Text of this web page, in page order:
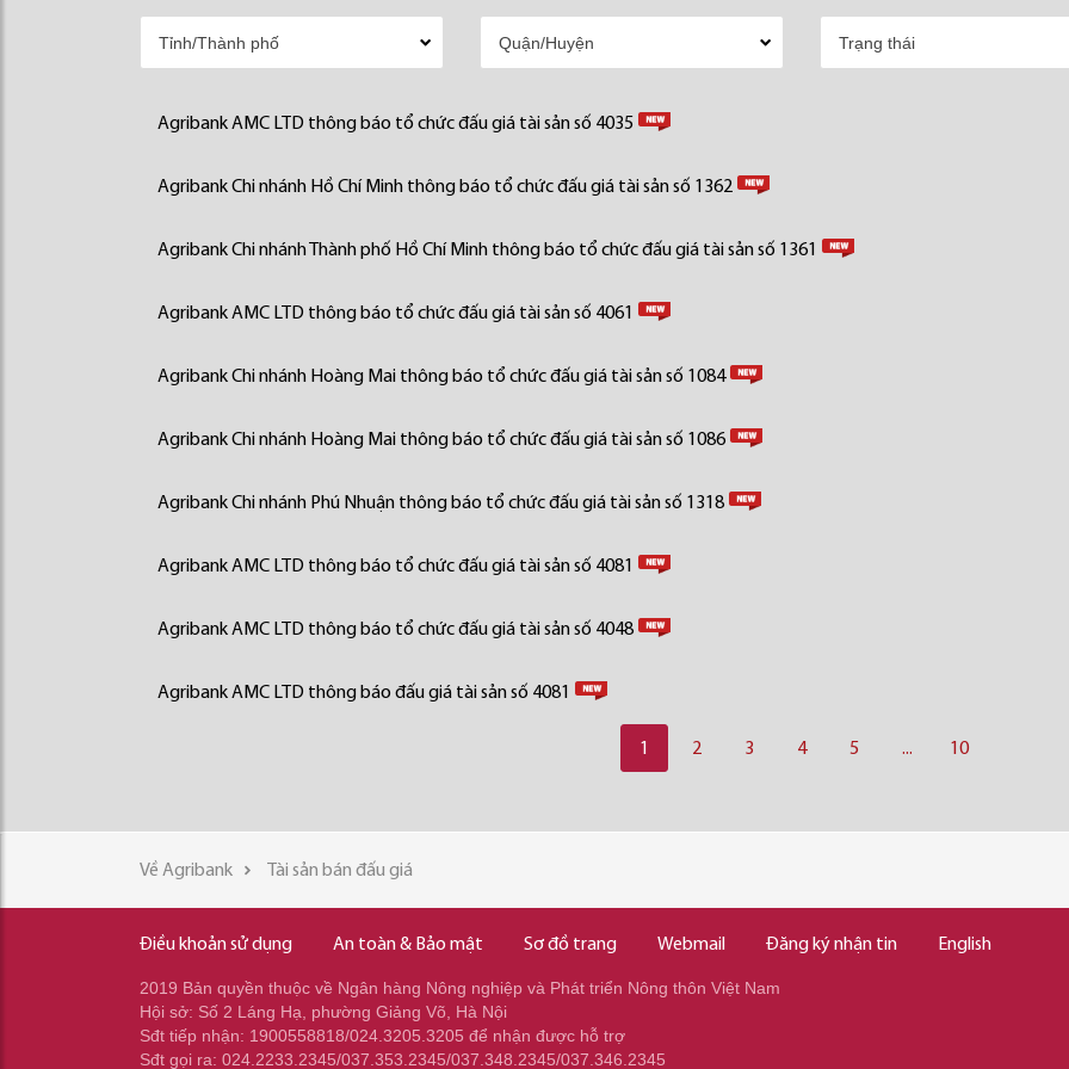
Agribank AMC LTD thông báo tổ chức đấu giá tài sản số 4035
Agribank Chi nhánh Hồ Chí Minh thông báo tổ chức đấu giá tài sản số 1362
Agribank Chi nhánh Thành phố Hồ Chí Minh thông báo tổ chức đấu giá tài sản số 1361
Agribank AMC LTD thông báo tổ chức đấu giá tài sản số 4061
Agribank Chi nhánh Hoàng Mai thông báo tổ chức đấu giá tài sản số 1084
Agribank Chi nhánh Hoàng Mai thông báo tổ chức đấu giá tài sản số 1086
Agribank Chi nhánh Phú Nhuận thông báo tổ chức đấu giá tài sản số 1318
Agribank AMC LTD thông báo tổ chức đấu giá tài sản số 4081
Agribank AMC LTD thông báo tổ chức đấu giá tài sản số 4048
Agribank AMC LTD thông báo đấu giá tài sản số 4081
1 2 3 4 5 ... 10
Về Agribank Tài sản bán đấu giá
Điều khoản sử dụng An toàn & Bảo mật Sơ đồ trang Webmail Đăng ký nhận tin English
2019 Bản quyền thuộc về Ngân hàng Nông nghiệp và Phát triển Nông thôn Việt Nam
Hội sở: Số 2 Láng Hạ, phường Giảng Võ, Hà Nội
Sđt tiếp nhận: 1900558818/024.3205.3205 để nhận được hỗ trợ
Sđt gọi ra: 024.2233.2345/037.353.2345/037.348.2345/037.346.2345